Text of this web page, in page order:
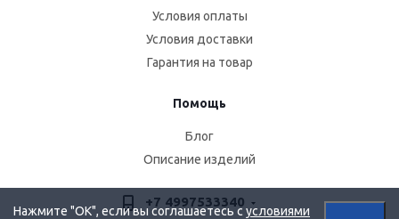
Условия оплаты
Условия доставки
Гарантия на товар
Помощь
Блог
Описание изделий
+7 4997533340
Нажмите "OK", если вы соглашаетесь сусловиями